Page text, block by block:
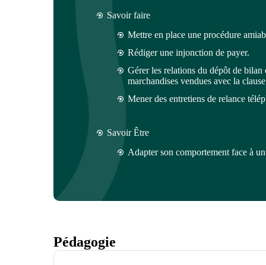
Savoir faire
Mettre en place une procédure
Rédiger une injonction de payer.
Gérer les relations du dépôt de
marchandises vendues avec la
Mener des entretiens de relance
Savoir Être
Adapter son comportement face à
Pédagogie